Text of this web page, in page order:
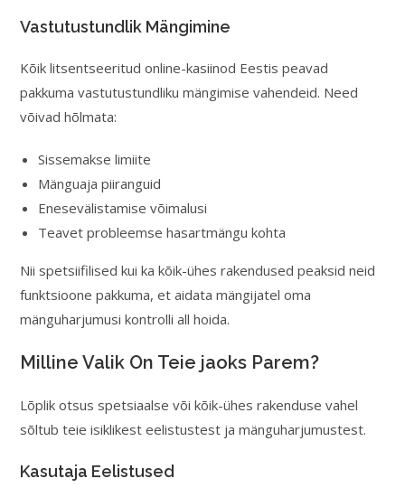
Vastutustundlik Mängimine
Kõik litsentseeritud online-kasiinod Eestis peavad
pakkuma vastutustundliku mängimise vahendeid. Need
võivad hõlmata:
Sissemakse limiite
Mänguaja piiranguid
Enesevälistamise võimalusi
Teavet probleemse hasartmängu kohta
Nii spetsiifilised kui ka kõik-ühes rakendused peaksid neid
funktsioone pakkuma, et aidata mängijatel oma
mänguharjumusi kontrolli all hoida.
Milline Valik On Teie jaoks Parem?
Lõplik otsus spetsiaalse või kõik-ühes rakenduse vahel
sõltub teie isiklikest eelistustest ja mänguharjumustest.
Kasutaja Eelistused